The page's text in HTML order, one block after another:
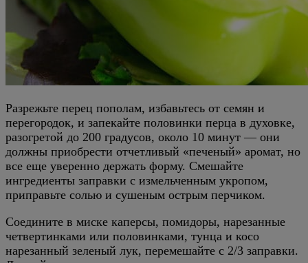
Разрежьте перец пополам, избавьтесь от семян и
перегородок, и запекайте половинки перца в духовке,
разогретой до 200 градусов, около 10 минут — они
должны приобрести отчетливый «печеный» аромат, но
все еще уверенно держать форму. Смешайте
ингредиенты заправки с измельченным укропом,
приправьте солью и сушеным острым перчиком.
Соедините в миске каперсы, помидоры, нарезанные
четвертинками или половинками, тунца и косо
нарезанный зеленый лук, перемешайте с 2/3 заправки.